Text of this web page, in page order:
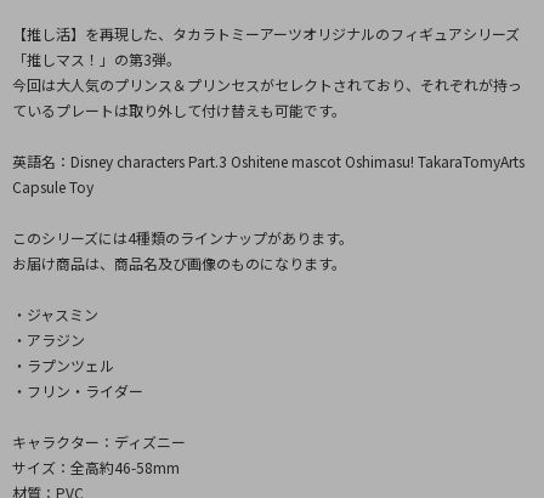
【推し活】を再現した、タカラトミーアーツオリジナルのフィギュアシリーズ
「推しマス！」の第3弾。
今回は大人気のプリンス＆プリンセスがセレクトされており、それぞれが持っ
ているプレートは取り外して付け替えも可能です。
英語名：Disney characters Part.3 Oshitene mascot Oshimasu! TakaraTomyArts
Capsule Toy
このシリーズには4種類のラインナップがあります。
お届け商品は、商品名及び画像のものになります。
・ジャスミン
・アラジン
・ラプンツェル
・フリン・ライダー
キャラクター：ディズニー
サイズ：全高約46-58mm
材質：PVC